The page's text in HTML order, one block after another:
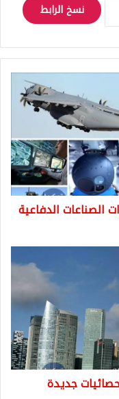
نسخ الرابط
الصناعات الدفاعية